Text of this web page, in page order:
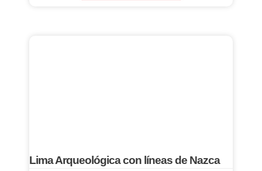
Lima Arqueológica con líneas de Nazca